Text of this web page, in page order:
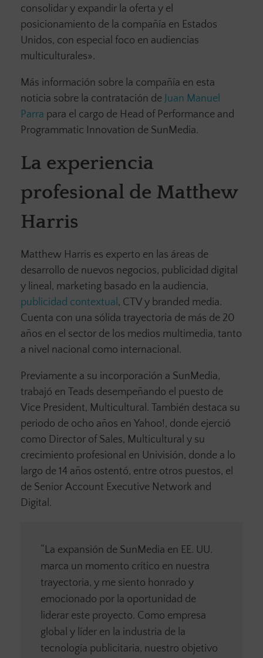
consolidar y expandir la oferta y el
posicionamiento de la compañía en Estados
Unidos, con especial foco en audiencias
multiculturales».
Más información sobre la compañía en esta
noticia sobre la contratación de Juan Manuel
Parra para el cargo de Head of Performance and
Programmatic Innovation de SunMedia.
La experiencia
profesional de Matthew
Harris
Matthew Harris es experto en las áreas de
desarrollo de nuevos negocios, publicidad digital
y lineal, marketing basado en la audiencia,
publicidad contextual, CTV y branded media.
Cuenta con una sólida trayectoria de más de 20
años en el sector de los medios multimedia, tanto
a nivel nacional como internacional.
Previamente a su incorporación a SunMedia,
trabajó en Teads desempeñando el puesto de
Vice President, Multicultural. También destaca su
periodo de ocho años en Yahoo!, donde ejerció
como Director of Sales, Multicultural y su
crecimiento profesional en Univisión, donde a lo
largo de 14 años ostentó, entre otros puestos, el
de Senior Account Executive Network and
Digital.
“La expansión de SunMedia en EE. UU.
marca un momento crítico en nuestra
trayectoria, y me siento honrado y
emocionado por la oportunidad de
liderar este proyecto. Como empresa
global y líder en la industria de la
tecnología publicitaria, nuestro objetivo